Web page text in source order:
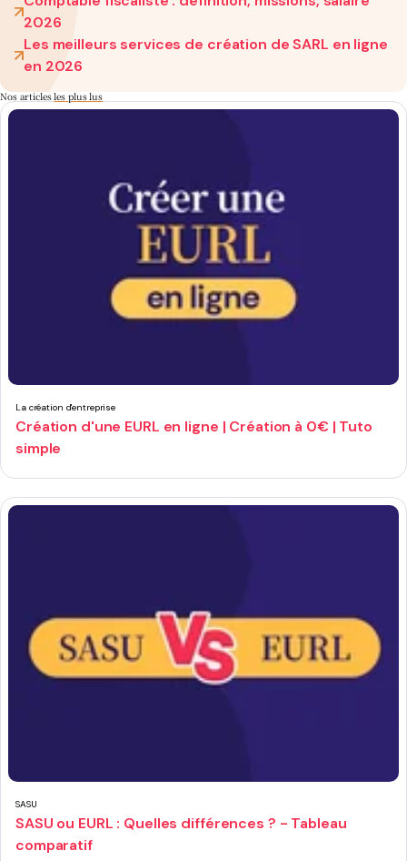
2026
Les meilleurs services de création de SARL en ligne
en 2026
Nos articlesles plus lus
La création d'entreprise
Création d'une EURL en ligne | Création à 0€ | Tuto
simple
SASU
SASU ou EURL : Quelles différences ? - Tableau
comparatif